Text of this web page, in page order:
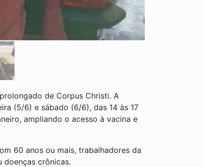
de Corpus Christi. A
(5/6) e sábado (6/6), das 14 às 17
ampliando o acesso à vacina e
60 anos ou mais, trabalhadores da
doenças crônicas.